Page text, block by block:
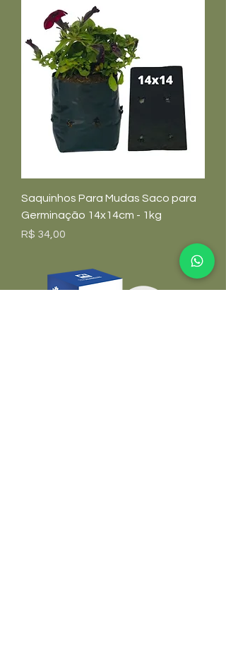
Saquinhos Para Mudas Saco para
Germinação 14x14cm - 1kg
Preço
R$ 34,00